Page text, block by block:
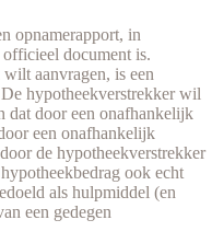
opnamerapport, in
document is.
aanvragen, is een
hypotheekverstrekker wil
dat door een onafhankelijk
een onafhankelijk
de hypotheekverstrekker
ook echt
als hulpmiddel (en
een gedegen